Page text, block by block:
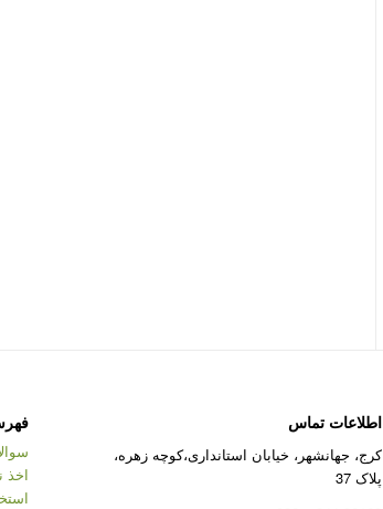
اطلاعات تماس
کرج، جهانشهر، خیابان استانداری،کوچه زهره،
پلاک 37
اخذ